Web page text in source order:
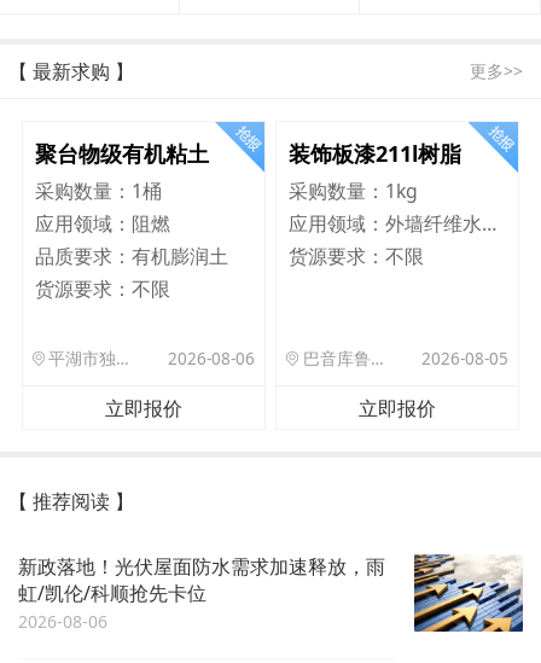
【 最新求购 】 更多>>
聚台物级有机粘土
采购数量： 1桶
应用领域： 阻燃
品质要求： 有机膨润土
货源要求： 不限
平湖市独山港镇集港路 589 号 2026-08-06
立即报价
装饰板漆211l树脂
采购数量： 1kg
应用领域：
外墙纤维水泥板
货源要求：不限
巴音库鲁提镇,托帕口岸六号库房 2026-08-05
立即报价
【 推荐阅读 】
新政落地！光伏屋面防水需求加速释放，雨
虹/凯伦/科顺抢先卡位
2026-08-06